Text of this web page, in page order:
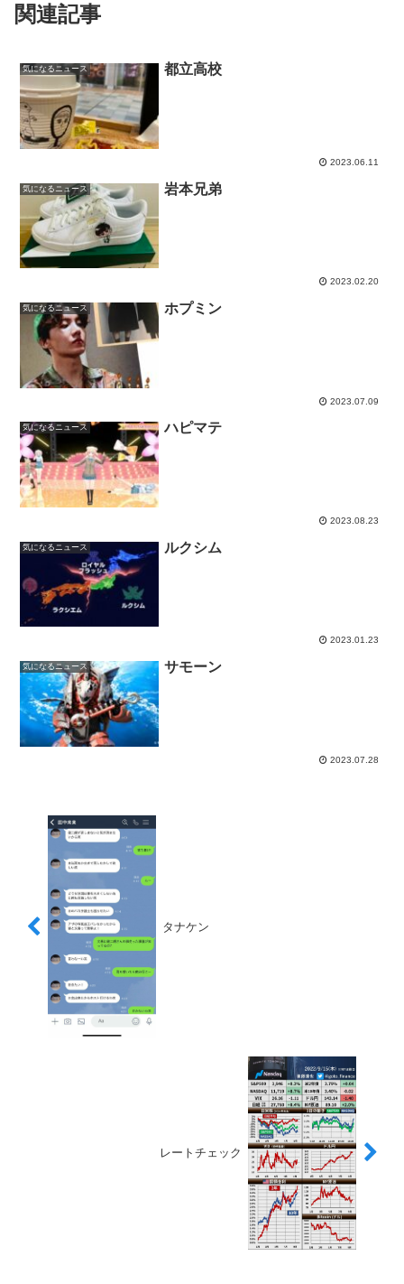
関連記事
気になるニュース 都立高校
2023.06.11
気になるニュース 岩本兄弟
2023.02.20
気になるニュース ホプミン
2023.07.09
気になるニュース ハピマテ
2023.08.23
気になるニュース ルクシム
2023.01.23
気になるニュース サモーン
2023.07.28
タナケン
レートチェック